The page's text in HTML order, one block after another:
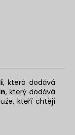
, která dodává
, který dodává
kteří chtějí